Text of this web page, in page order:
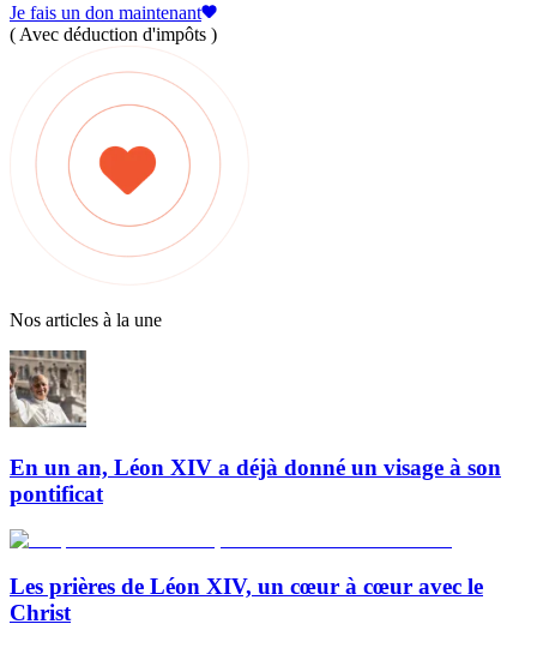
Je fais un don maintenant
( Avec déduction d'impôts )
Nos articles à la une
En un an, Léon XIV a déjà donné un visage à son
pontificat
Les prières de Léon XIV, un cœur à cœur avec le
Christ